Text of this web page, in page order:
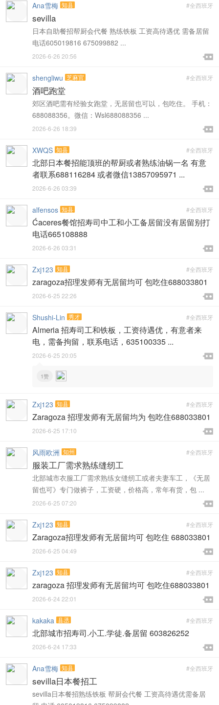
#全西班牙
Ana雪梅 知县
sevilla
日本自助餐招帮厨会代餐 熟练铁板 工资高待遇优 需备居留
电话605019816 675099882 ...

2026-6-26 20:56 
#全西班牙
shengliwu 芝麻官
酒吧跑堂
郊区酒吧需有经验女跑堂，无居留也可以，包吃住。 手机：
688088356。微信：Wsl688088356 ...

2026-6-26 18:39 
#全西班牙
XWQS 知县
北部日本餐招能顶班的帮厨或者熟练油锅一名 有意
者联系688116284 或者微信13857095971 ...

2026-6-26 03:39 
#全西班牙
alfensos 知县
Ćaceres餐馆招寿司中工和小工备居留没有居留别打
电话665108888

2026-6-26 03:31 
#全西班牙
Zxj123 知县
zaragoza招理发师有无居留均可 包吃住688033801

2026-6-25 22:26 
#全西班牙
Shushi-Lin 秀才
Almeria 招寿司工和铁板，工资待遇优，有意者来
电，需备拘留，联系电话，635100335 ...

2026-6-25 20:05 
1赞
#全西班牙
Zxj123 知县
Zaragoza 招理发师有无居留均为 包吃住688033801

2026-6-25 17:10 
#全西班牙
风雨欧洲 知州
服装工厂需求熟练缝纫工
北部城市衣服工厂需求熟练女缝纫工或者夫妻车工，《无居
留也可》专门做裤子，工资硬，价格高，常年有货，包 ...

2026-6-25 07:20 
#全西班牙
Zxj123 知县
Zaragoza招理发师有无居留均可 包吃住 688033801

2026-6-25 04:49 
#全西班牙
Zxj123 知县
zaragoza 招理发师有无居留均可 包吃住688033801

2026-6-24 22:01 
#全西班牙
kakaka 县丞
北部城市招寿司.小工.学徒.备居留 603826252

2026-6-24 17:33 
#全西班牙
Ana雪梅 知县
sevilla日本餐招工
sevilla日本餐招熟练铁板 帮厨会代餐 工资高待遇优需备居